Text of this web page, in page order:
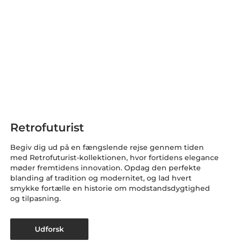
Retrofuturist
Begiv dig ud på en fængslende rejse gennem tiden
med Retrofuturist-kollektionen, hvor fortidens elegance
møder fremtidens innovation. Opdag den perfekte
blanding af tradition og modernitet, og lad hvert
smykke fortælle en historie om modstandsdygtighed
og tilpasning.
Udforsk